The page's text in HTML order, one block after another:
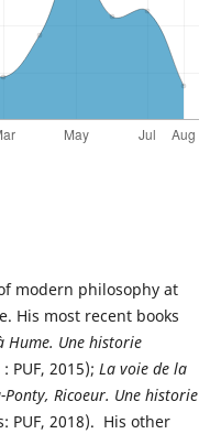
modern philosophy at
His most recent books
Hume. Une historie
PUF, 2015); La voie de la
Ricoeur. Une historie
PUF, 2018). His other